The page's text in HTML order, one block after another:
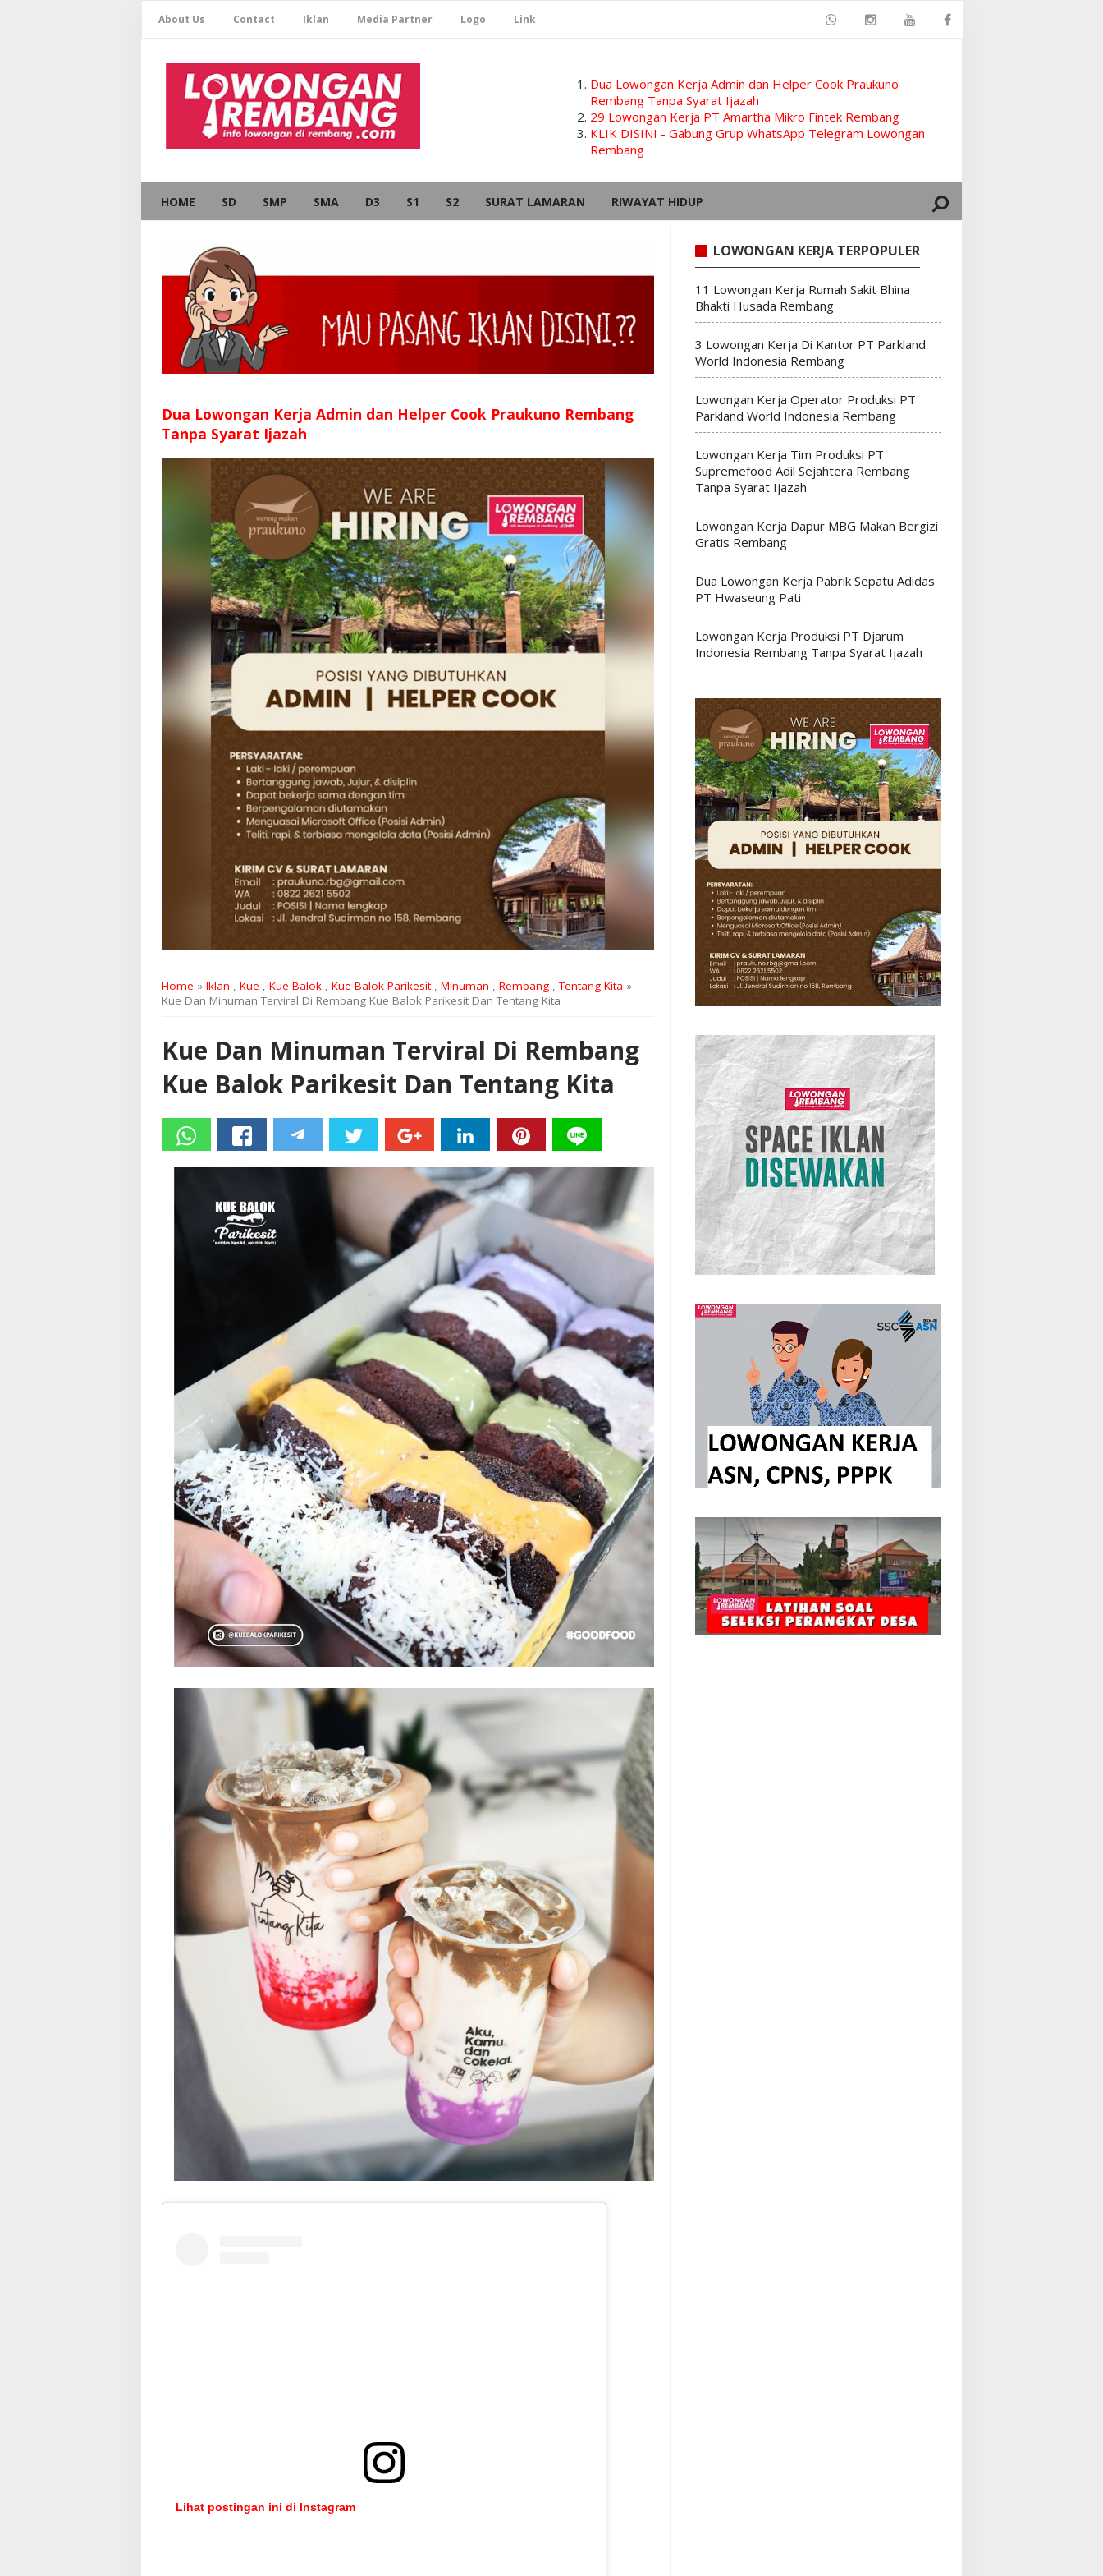
About Us Contact Iklan Media Partner Logo Link
Dua Lowongan Kerja Admin dan Helper Cook Praukuno
Rembang Tanpa Syarat Ijazah
29 Lowongan Kerja PT Amartha Mikro Fintek Rembang
KLIK DISINI - Gabung Grup WhatsApp Telegram Lowongan
Rembang
HOME SD SMP SMA D3 S1 S2 SURAT LAMARAN RIWAYAT HIDUP
Dua Lowongan Kerja Admin dan Helper Cook Praukuno Rembang
Tanpa Syarat Ijazah
Home » Iklan , Kue , Kue Balok , Kue Balok Parikesit, Minuman , Rembang ,Tentang Kita »
Kue Dan Minuman Terviral Di Rembang Kue Balok Parikesit Dan Tentang Kita
Kue Dan Minuman Terviral Di Rembang
Kue Balok Parikesit Dan Tentang Kita
Lihat postingan ini di Instagram
LOWONGAN KERJA TERPOPULER
11 Lowongan Kerja Rumah Sakit Bhina
Bhakti Husada Rembang
3 Lowongan Kerja Di Kantor PT Parkland
World Indonesia Rembang
Lowongan Kerja Operator Produksi PT
Parkland World Indonesia Rembang
Lowongan Kerja Tim Produksi PT
Supremefood Adil Sejahtera Rembang
Tanpa Syarat Ijazah
Lowongan Kerja Dapur MBG Makan Bergizi
Gratis Rembang
Dua Lowongan Kerja Pabrik Sepatu Adidas
PT Hwaseung Pati
Lowongan Kerja Produksi PT Djarum
Indonesia Rembang Tanpa Syarat Ijazah